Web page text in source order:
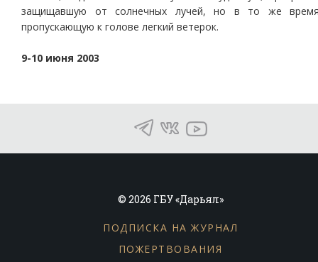
защищавшую от солнечных лучей, но в то же
пропускающую к голове легкий ветерок.
9-10 июня 2003
© 2026 ГБУ «Дарьял»
ПОДПИСКА НА ЖУРНАЛ
ПОЖЕРТВОВАНИЯ